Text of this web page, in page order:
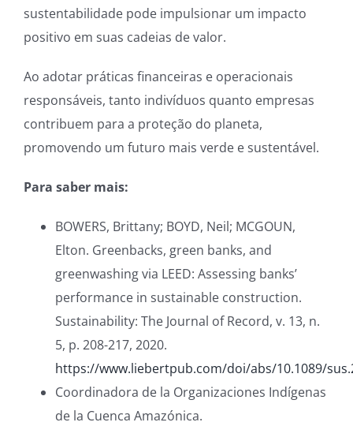
sustentabilidade pode impulsionar um impacto
positivo em suas cadeias de valor.
Ao adotar práticas financeiras e operacionais
responsáveis, tanto indivíduos quanto empresas
contribuem para a proteção do planeta,
promovendo um futuro mais verde e sustentável.
Para saber mais:
BOWERS, Brittany; BOYD, Neil; MCGOUN,
Elton. Greenbacks, green banks, and
greenwashing via LEED: Assessing banks’
performance in sustainable construction.
Sustainability: The Journal of Record, v. 13, n.
5, p. 208-217, 2020.
https://www.liebertpub.com/doi/abs/10.1089/
Coordinadora de la Organizaciones Indígenas
de la Cuenca Amazónica.